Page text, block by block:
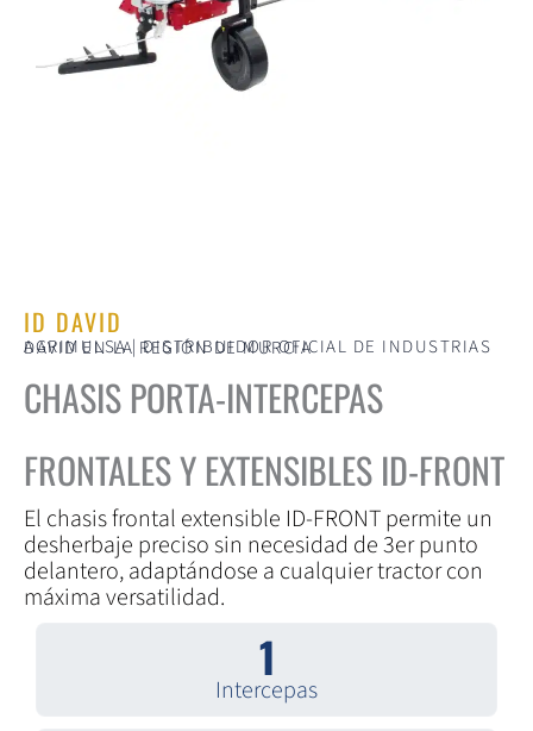
ID DAVID
AGRIMULSA | DISTRIBUIDOR OFICIAL DE INDUSTRIAS DAVID EN LA REGIÓN DE MURCIA
CHASIS PORTA-INTERCEPAS
FRONTALES Y EXTENSIBLES ID-FRONT
El chasis frontal extensible ID-FRONT permite un
desherbaje preciso sin necesidad de 3er punto
delantero, adaptándose a cualquier tractor con
máxima versatilidad.
1
Intercepas